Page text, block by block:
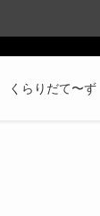
くらりだて〜ず